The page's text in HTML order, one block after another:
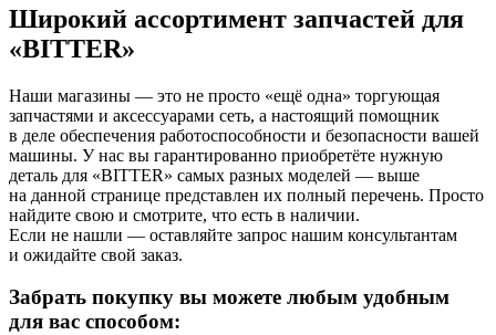
Широкий ассортимент запчастей для
«BITTER»
Наши магазины — это не просто «ещё одна» торгующая
запчастями и аксессуарами сеть, а настоящий помощник
в деле обеспечения работоспособности и безопасности вашей
машины. У нас вы гарантированно приобретёте нужную
деталь для «BITTER» самых разных моделей — выше
на данной странице представлен их полный перечень. Просто
найдите свою и смотрите, что есть в наличии.
Если не нашли — оставляйте запрос нашим консультантам
и ожидайте свой заказ.
Забрать покупку вы можете любым удобным
для вас способом: